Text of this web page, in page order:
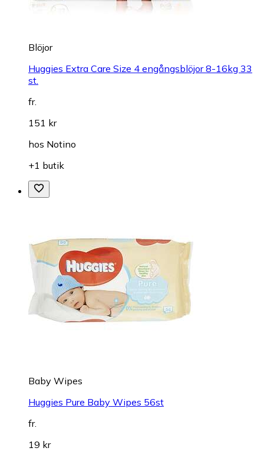
Blöjor
Huggies Extra Care Size 4 engångsblöjor 8-16kg 33
st.
fr.
151 kr
hos Notino
+1 butik
Baby Wipes
Huggies Pure Baby Wipes 56st
fr.
19 kr